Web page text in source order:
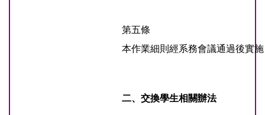
第五條
本作業細則經系務會議通過後實
二、交換學生相關辦法